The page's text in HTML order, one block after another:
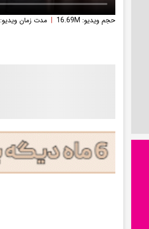
حجم ویدیو: 16.69M | مدت زمان ویدیو: 00:02:58